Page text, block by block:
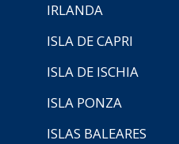
IRLANDA
ISLA DE CAPRI
ISLA DE ISCHIA
ISLA PONZA
ISLAS BALEARES